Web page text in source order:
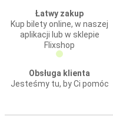
Łatwy zakup
Kup bilety online, w naszej
aplikacji lub w sklepie
Flixshop
Obsługa klienta
Jesteśmy tu, by Ci pomóc